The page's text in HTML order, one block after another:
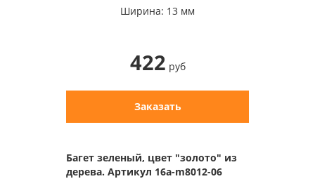
Ширина: 13 мм
422 руб
Заказать
Багет зеленый, цвет "золото" из
дерева. Артикул 16a-m8012-06